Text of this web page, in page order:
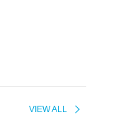
VIEW ALL